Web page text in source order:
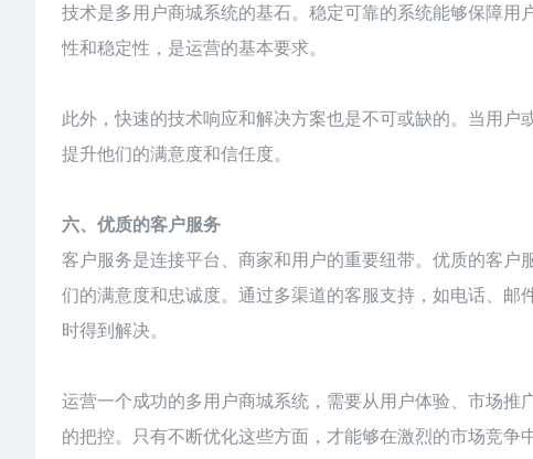
技术是多用户商城系统的基石。稳定可靠的系统能够保障
性和稳定性，是运营的基本要求。
此外，快速的技术响应和解决方案也是不可或缺的。当用
提升他们的满意度和信任度。
六、优质的客户服务
客户服务是连接平台、商家和用户的重要纽带。优质的客
们的满意度和忠诚度。通过多渠道的客服支持，如电话、
时得到解决。
运营一个成功的多用户商城系统，需要从用户体验、市场
的把控。只有不断优化这些方面，才能够在激烈的市场竞